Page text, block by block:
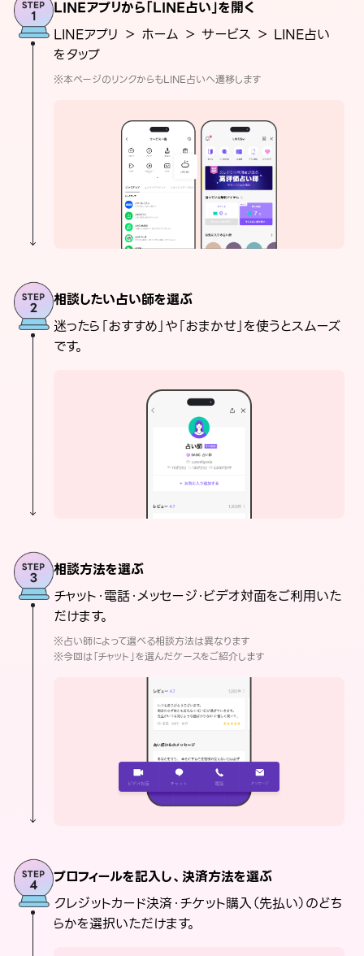
LINEアプリから「LINE占い」を開く
LINEアプリ ＞ ホーム ＞ サービス ＞ LINE占い
をタップ
※本ページのリンクからもLINE占いへ遷移します
相談したい占い師を選ぶ
迷ったら「おすすめ」や「おまかせ」を使うとスムーズ
です。
相談方法を選ぶ
チャット・電話・メッセージ・ビデオ対面をご利用いた
だけます。
※占い師によって選べる相談方法は異なります
※今回は「チャット」を選んだケースをご紹介します
プロフィールを記入し、決済方法を選ぶ
クレジットカード決済・チケット購入（先払い）のどち
らかを選択いただけます。